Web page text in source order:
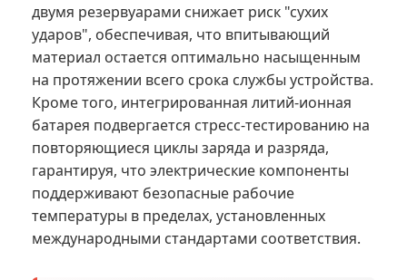
двумя резервуарами снижает риск "сухих
ударов", обеспечивая, что впитывающий
материал остается оптимально насыщенным
на протяжении всего срока службы устройства.
Кроме того, интегрированная литий-ионная
батарея подвергается стресс-тестированию на
повторяющиеся циклы заряда и разряда,
гарантируя, что электрические компоненты
поддерживают безопасные рабочие
температуры в пределах, установленных
международными стандартами соответствия.